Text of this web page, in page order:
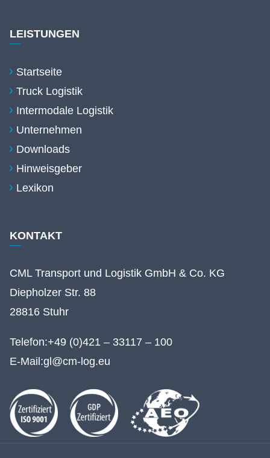
LEISTUNGEN
Startseite
Truck Logistik
Intermodale Logistik
Unternehmen
Downloads
Hinweisgeber
Lexikon
KONTAKT
CML Transport und Logistik GmbH & Co. KG
Diepholzer Str. 88
28816 Stuhr
Telefon:+49 (0)421 – 33117 – 100
E-Mail:gl@cm-log.eu